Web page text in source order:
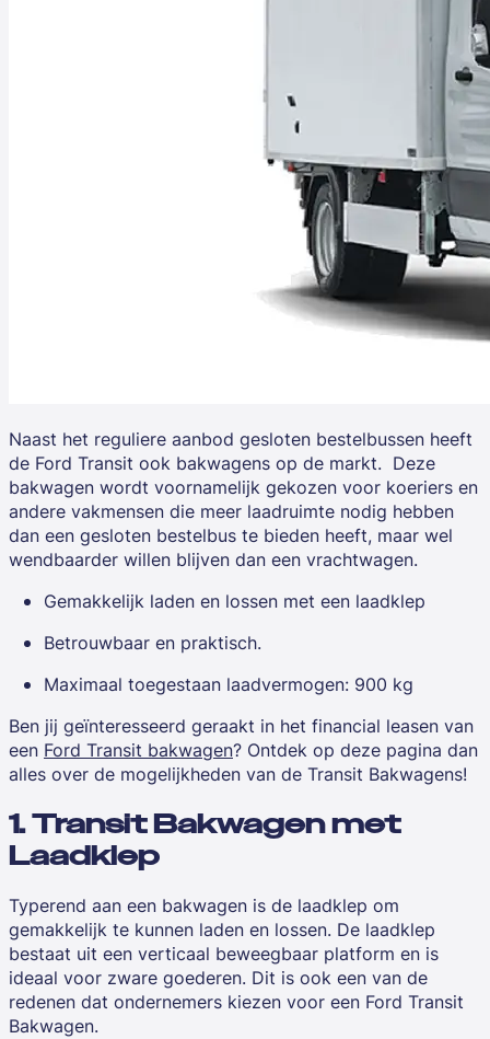
Naast het reguliere aanbod gesloten bestelbussen heeft
de Ford Transit ook bakwagens op de markt. Deze
bakwagen wordt voornamelijk gekozen voor koeriers en
andere vakmensen die meer laadruimte nodig hebben
dan een gesloten bestelbus te bieden heeft, maar wel
wendbaarder willen blijven dan een vrachtwagen.
Gemakkelijk laden en lossen met een laadklep
Betrouwbaar en praktisch.
Maximaal toegestaan laadvermogen: 900 kg
Ben jij geïnteresseerd geraakt in het financial leasen van
een Ford Transit bakwagen? Ontdek op deze pagina dan
alles over de mogelijkheden van de Transit Bakwagens!
1. Transit Bakwagen met
Laadklep
Typerend aan een bakwagen is de laadklep om
gemakkelijk te kunnen laden en lossen. De laadklep
bestaat uit een verticaal beweegbaar platform en is
ideaal voor zware goederen. Dit is ook een van de
redenen dat ondernemers kiezen voor een Ford Transit
Bakwagen.